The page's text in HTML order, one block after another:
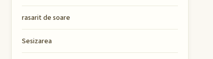
rasarit de soare
Sesizarea